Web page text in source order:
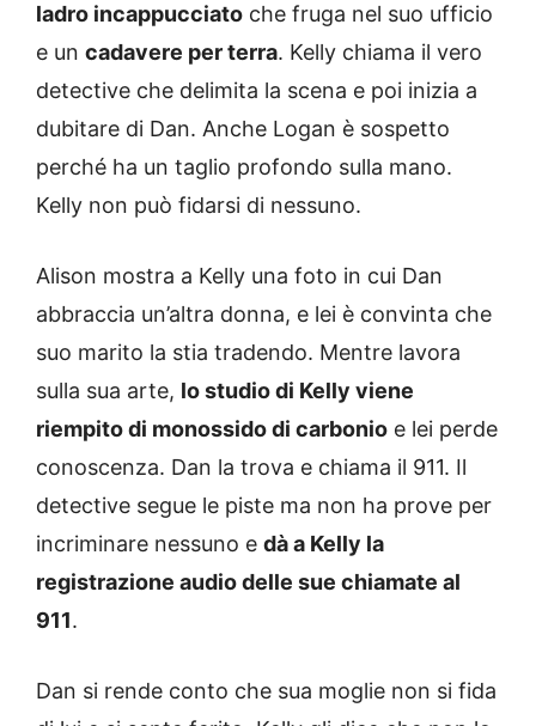
ladro incappucciato che fruga nel suo ufficio
e un cadavere per terra. Kelly chiama il vero
detective che delimita la scena e poi inizia a
dubitare di Dan. Anche Logan è sospetto
perché ha un taglio profondo sulla mano.
Kelly non può fidarsi di nessuno.
Alison mostra a Kelly una foto in cui Dan
abbraccia un’altra donna, e lei è convinta che
suo marito la stia tradendo. Mentre lavora
sulla sua arte, lo studio di Kelly viene
riempito di monossido di carbonio e lei perde
conoscenza. Dan la trova e chiama il 911. Il
detective segue le piste ma non ha prove per
incriminare nessuno e dà a Kelly la
registrazione audio delle sue chiamate al
911.
Dan si rende conto che sua moglie non si fida